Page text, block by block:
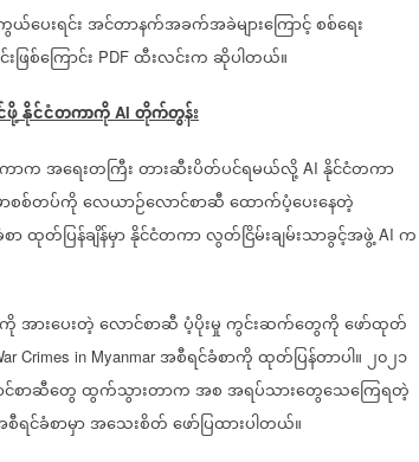
ပေးရင်းအင်တာနက်အခက်အခဲများကြောင့်စစ်ရေး
ဖြစ်ကြောင်း PDF ထီးလင်းကဆိုပါတယ်။
ဖို့နိုင်ငံတကာကို AI တိုက်တွန်း
ာကအရေးတကြီးတားဆီးပိတ်ပင်ရမယ်လို့ AI နိုင်ငံတကာ
ာစစ်တပ်ကိုလေယာဉ်လောင်စာဆီထောက်ပံ့ပေးနေတဲ့
ာထုတ်ပြန်ချိန်မှာနိုင်ငံတကာလွတ်ငြိမ်းချမ်းသာခွင့်အဖွဲ့ AI က
အားပေးတဲ့လောင်စာဆီပံ့ပိုးမှုကွင်းဆက်တွေကိုဖော်ထုတ်
Crimes in Myanmarအစီရင်ခံစာကိုထုတ်ပြန်တာပါ။၂၀၂၁
စာဆီတွေထွက်သွားတာကအစအရပ်သားတွေသေကြေရတဲ့
ရင်ခံစာမှာအသေးစိတ်ဖော်ပြထားပါတယ်။